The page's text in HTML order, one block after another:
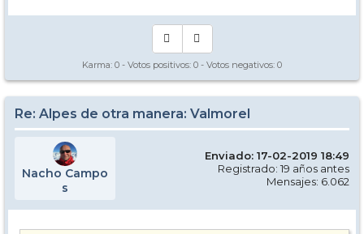
Karma: 0 - Votos positivos: 0 - Votos negativos: 0
Re: Alpes de otra manera: Valmorel
Nacho Campo
s
Enviado: 17-02-2019 18:49
Registrado: 19 años antes
Mensajes: 6.062